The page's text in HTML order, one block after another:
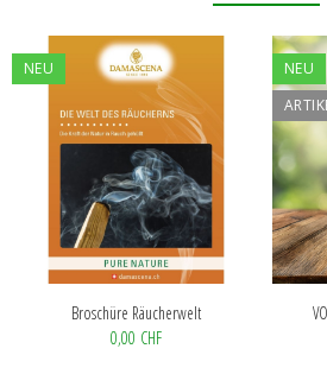
NEU
Broschüre Räucherwelt
0,00 CHF
NEU